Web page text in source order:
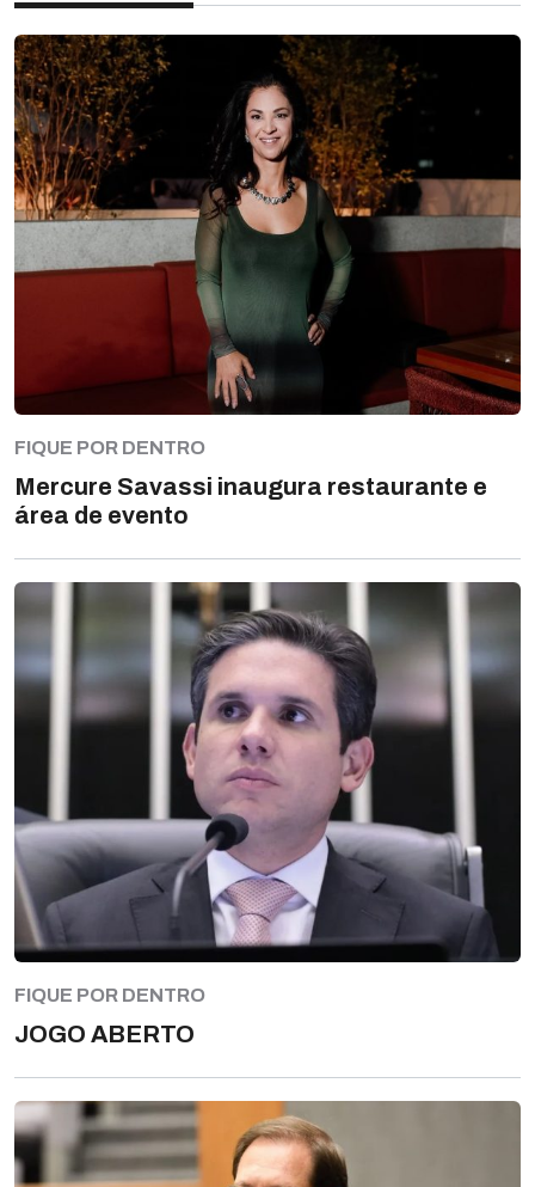
FIQUE POR DENTRO
Mercure Savassi inaugura restaurante e
área de evento
FIQUE POR DENTRO
JOGO ABERTO